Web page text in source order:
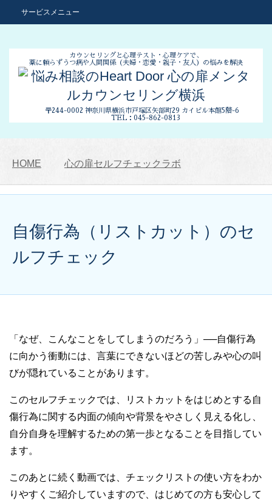
カウンセリングと心理テスト・心理ケアで、
薬に頼らずうつ病や人間関係（夫婦・恋愛・親子・友人）の悩みを解決
〒244-0002 神奈川県横浜市戸塚区矢部町29 カイビル本館5階-6
TEL：045-862-0813
サービスメニュー
HOME 心の扉セルフチェックラボ
自傷行為（リストカット）のセ
ルフチェック
「なぜ、こんなことをしてしまうのだろう」──自傷行為
に向かう衝動には、言葉にできないほどの苦しみや心の叫
びが隠れていることがあります。
このセルフチェックでは、リストカットをはじめとする自
傷行為に関する内面の傾向や背景をやさしく見える化し、
自分自身を理解するための第一歩となることを目指してい
ます。
このあとに続く動画では、チェックリストの使い方をわか
りやすくご紹介していますので、はじめての方も安心して